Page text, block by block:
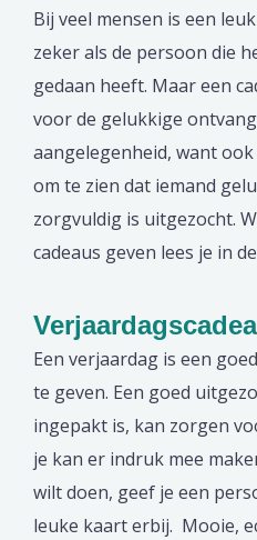
Bij veel mensen is een
zeker als de persoon die
gedaan heeft. Maar een
voor de gelukkige
aangelegenheid, want
om te zien dat iemand
zorgvuldig is uitgezocht.
cadeaus geven lees je in
Een verjaardag is een
te geven. Een goed
ingepakt is, kan zorgen
je kan er indruk mee
wilt doen, geef je een
leuke kaart erbij. Mooie,